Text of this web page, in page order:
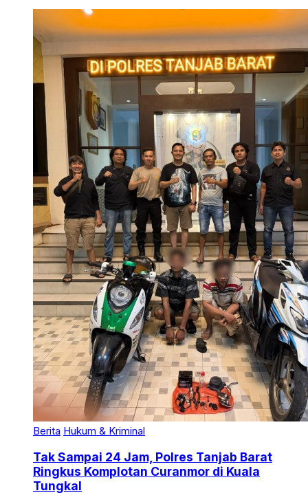
Berita Hukum & Kriminal
Tak Sampai 24 Jam, Polres Tanjab Barat
Ringkus Komplotan Curanmor di Kuala
Tungkal